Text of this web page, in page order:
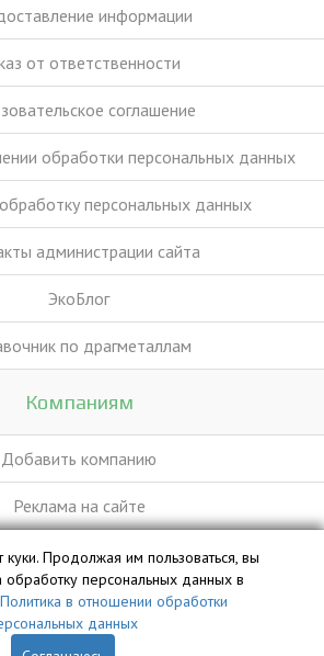
информации
от ответственности
соглашение
обработки персональных данных
персональных данных
администрации сайта
ЭкоБлог
по драгметаллам
Компаниям
Добавить компанию
Реклама на сайте
vyvoz.org является интеллектуальной
ООО «Профит» и охраняется законом.
куки. Продолжая им пользоваться, вы
обработку персональных данных в
Политика в отношении обработки
данных